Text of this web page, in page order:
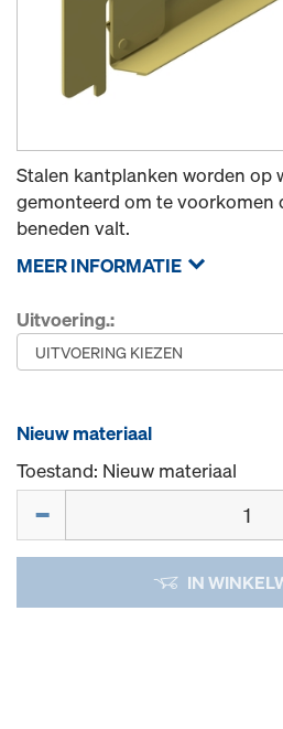
Stalen kantplanken worden op
gemonteerd om te voorkomen
beneden valt.
MEER INFORMATIE
Uitvoering.:
Nieuw materiaal
Toestand: Nieuw materiaal
IN